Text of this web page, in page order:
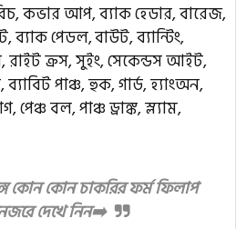
কভার আপ, ব্যাক হেডার, বারেজ,
ব্যাক পেডল,বাউট, ব্যান্টিং,
রাইট ক্রস, সুইং, সেকেন্ডস আইট,
পাঞ্চ, হুক, গার্ড, হ্যাংঅন,
বল, পাঞ্চ ড্রাঙ্ক, স্ল্যাম,
কোন কোন চাকরির ফর্ম ফিলাপ
দেখে নিন➡️